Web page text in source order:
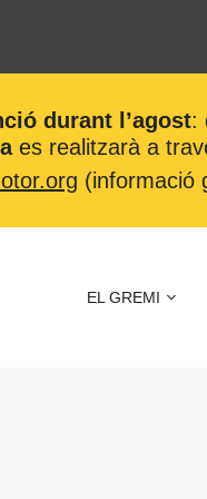
durant l’agost:
es realitzarà a
(informació
EL GREMI